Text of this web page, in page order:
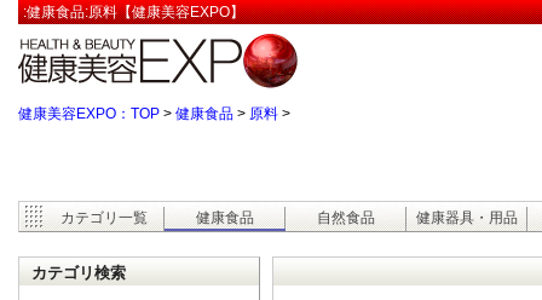
:健康食品:原料【健康美容EXPO】
健康美容EXPO：TOP > 健康食品 > 原料 >
カテゴリ一覧 健康食品 自然食品 健康器具・用品
カテゴリ検索